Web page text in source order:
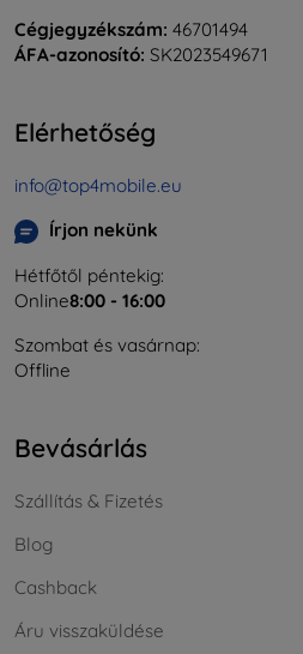
Cégjegyzékszám: 46701494
ÁFA-azonosító: SK2023549671
Elérhetőség
info@top4mobile.eu
Írjon nekünk
Hétfőtől péntekig:
Online8:00 - 16:00
Szombat és vasárnap:
Offline
Bevásárlás
Szállítás & Fizetés
Blog
Cashback
Áru visszaküldése